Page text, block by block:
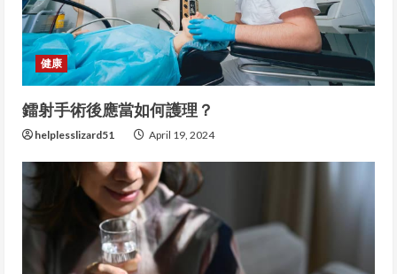
e
a
d
i
n
g
健康
鐳射手術後應當如何護理？
helplesslizard51 April 19, 2024